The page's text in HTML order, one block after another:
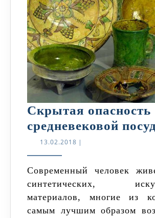
Скрытая опасность
средневековой
13.02.2018 13.02.2018
|
Современный человек живет в мире
синтетических,
материалов, многие из
самым лучшим образом